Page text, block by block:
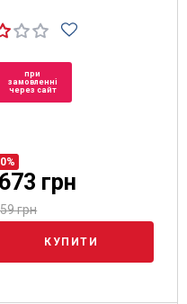
при
замовленні
через сайт
грн
грн
КУПИТИ